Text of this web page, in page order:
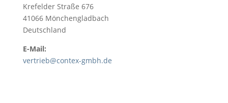
Krefelder Straße 676
41066 Mönchengladbach
Deutschland
E-Mail:
vertrieb@contex-gmbh.de